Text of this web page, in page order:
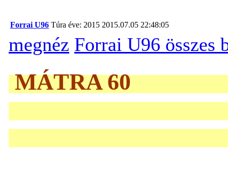
Forrai U96 Túra éve: 2015 2015.07.05 22:48:05
megnéz Forrai U96 összes
MÁTRA